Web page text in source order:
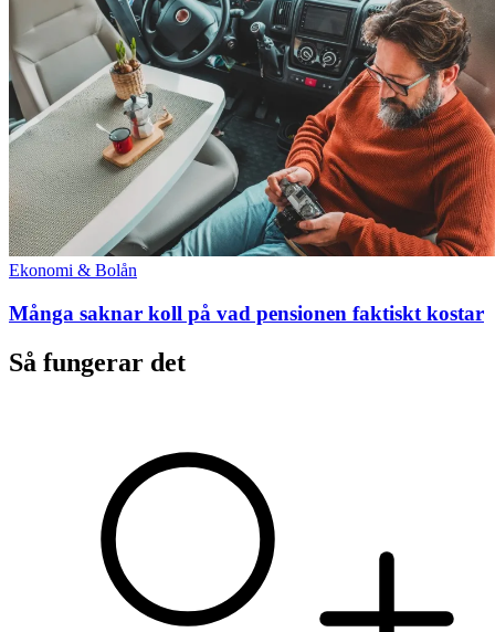
Ekonomi & Bolån
Många saknar koll på vad pensionen faktiskt kostar
Så fungerar det